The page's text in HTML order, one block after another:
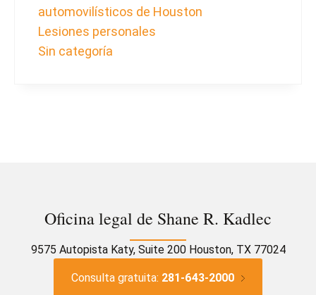
automovilísticos de Houston
Lesiones personales
Sin categoría
Oficina legal de Shane R. Kadlec
9575 Autopista Katy, Suite 200 Houston, TX 77024
Consulta gratuita: 281-643-2000